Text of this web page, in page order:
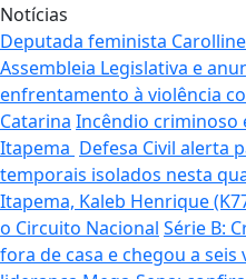
Notícias
Deputada feminista
Assembleia Legislativa e
enfrentamento à violência
Catarina Incêndio criminoso
Itapema Defesa Civil alerta
temporais isolados nesta
Itapema, Kaleb Henrique
o Circuito Nacional Série B:
fora de casa e chegou a